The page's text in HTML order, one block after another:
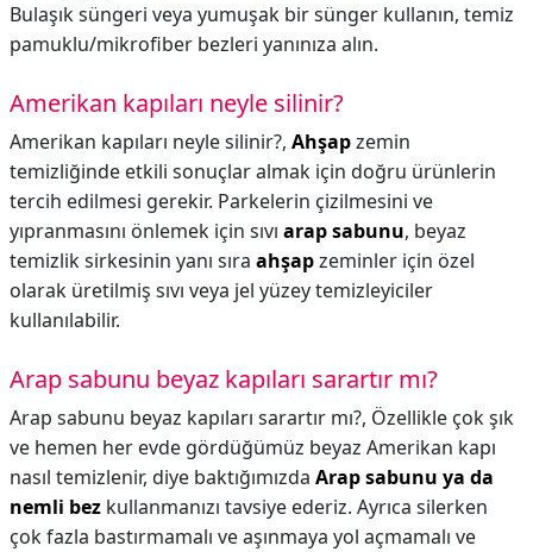
Bulaşık süngeri veya yumuşak bir sünger kullanın, temiz
pamuklu/mikrofiber bezleri yanınıza alın.
Amerikan kapıları neyle silinir?
Amerikan kapıları neyle silinir?, Ahşapzemin
temizliğinde etkili sonuçlar almak için doğru ürünlerin
tercih edilmesi gerekir. Parkelerin çizilmesini ve
yıpranmasını önlemek için sıvı arap sabunu, beyaz
temizlik sirkesinin yanı sıra ahşapzeminler için özel
olarak üretilmiş sıvı veya jel yüzey temizleyiciler
kullanılabilir.
Arap sabunu beyaz kapıları sarartır mı?
Arap sabunu beyaz kapıları sarartır mı?, Özellikle çok şık
ve hemen her evde gördüğümüz beyaz Amerikan kapı
nasıl temizlenir, diye baktığımızda Arap sabunu ya da
nemli bez kullanmanızı tavsiye ederiz. Ayrıca silerken
çok fazla bastırmamalı ve aşınmaya yol açmamalı ve